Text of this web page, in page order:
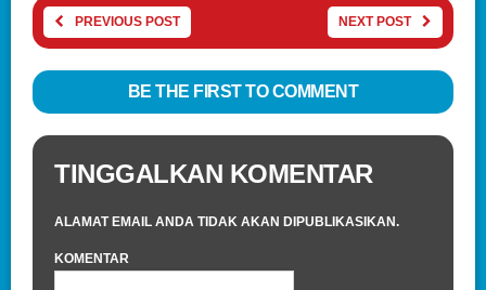
PREVIOUS POST NEXT POST
BE THE FIRST TO COMMENT
TINGGALKAN KOMENTAR
ALAMAT EMAIL ANDA TIDAK AKAN DIPUBLIKASIKAN.
KOMENTAR